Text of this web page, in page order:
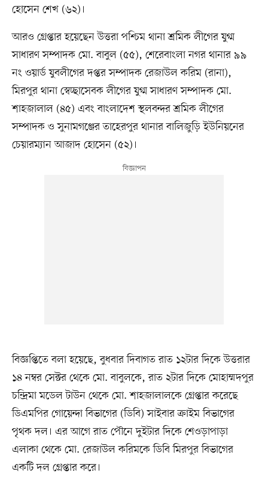
হোসেন শেখ (৬২)।
আরও গ্রেপ্তার হয়েছেন উত্তরা পশ্চিম থানা শ্রমিক লীগের যুগ্ম
সাধারণ সম্পাদক মো. বাবুল (৫৫), শেরেবাংলা নগর থানার ৯৯
নং ওয়ার্ড যুবলীগের দপ্তর সম্পাদক রেজাউল করিম (রানা),
মিরপুর থানা স্বেচ্ছাসেবক লীগের যুগ্ম সাধারণ সম্পাদক মো.
শাহজালাল (৪৫) এবং বাংলাদেশ স্থলবন্দর শ্রমিক লীগের
সম্পাদক ও সুনামগঞ্জের তাহেরপুর থানার বালিজুড়ি ইউনিয়নের
চেয়ারম্যান আজাদ হোসেন (৫২)।
বিজ্ঞপ্তিতে বলা হয়েছে, বুধবার দিবাগত রাত ১২টার দিকে উত্তরার
১৪ নম্বর সেক্টর থেকে মো. বাবুলকে, রাত ২টার দিকে মোহাম্মদপুর
চন্দ্রিমা মডেল টাউন থেকে মো. শাহজালালকে গ্রেপ্তার করেছে
ডিএমপির গোয়েন্দা বিভাগের (ডিবি) সাইবার ক্রাইম বিভাগের
পৃথক দল। এর আগে রাত পৌনে দুইটার দিকে শেওড়াপাড়া
এলাকা থেকে মো. রেজাউল করিমকে ডিবি মিরপুর বিভাগের
একটি দল গ্রেপ্তার করে।